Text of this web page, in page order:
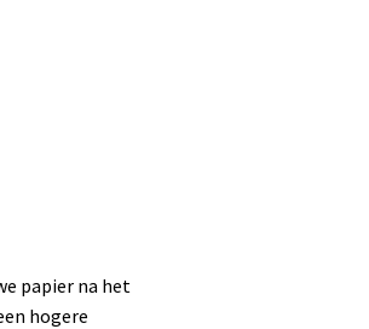
papier na het
hogere